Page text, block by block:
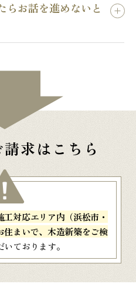
らお話を進めないと
求はこちら
工対応エリア内（浜松市・
まいで、木造新築をご検
ております。